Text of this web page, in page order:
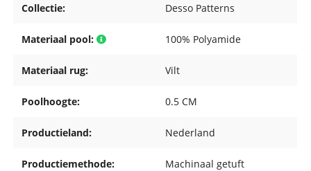
Collectie: Desso Patterns
Materiaal pool: 100% Polyamide
Materiaal rug: Vilt
Poolhoogte: 0.5 CM
Productieland: Nederland
Productiemethode: Machinaal getuft